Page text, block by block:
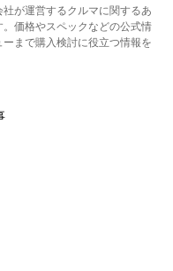
が運営するクルマに関するあ
価格やスペックなどの公式情
まで購入検討に役立つ情報を